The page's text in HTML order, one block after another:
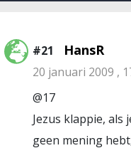
#21 HansR
20 januari 2009 ,
@17
Jezus klappie, als
geen mening